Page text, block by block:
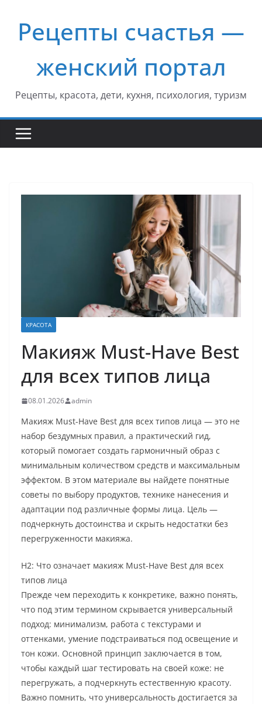
содержимому
Рецепты счастья —
женский портал
Рецепты, красота, дети, кухня, психология, туризм
КРАСОТА
Макияж Must-Have Best
для всех типов лица
08.01.2026 admin
Макияж Must-Have Best для всех типов лица — это не
набор бездумных правил, а практический гид,
который помогает создать гармоничный образ с
минимальным количеством средств и максимальным
эффектом. В этом материале вы найдете понятные
советы по выбору продуктов, технике нанесения и
адаптации под различные формы лица. Цель —
подчеркнуть достоинства и скрыть недостатки без
перегруженности макияжа.
H2: Что означает макияж Must-Have Best для всех
типов лица
Прежде чем переходить к конкретике, важно понять,
что под этим термином скрывается универсальный
подход: минимализм, работа с текстурами и
оттенками, умение подстраиваться под освещение и
тон кожи. Основной принцип заключается в том,
чтобы каждый шаг тестировать на своей коже: не
перегружать, а подчеркнуть естественную красоту.
Важно помнить, что универсальность достигается за